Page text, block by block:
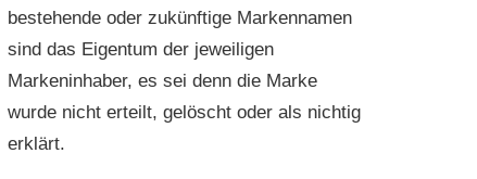
bestehende oder zukünftige Markennamen
sind das Eigentum der jeweiligen
Markeninhaber, es sei denn die Marke
wurde nicht erteilt, gelöscht oder als nichtig
erklärt.